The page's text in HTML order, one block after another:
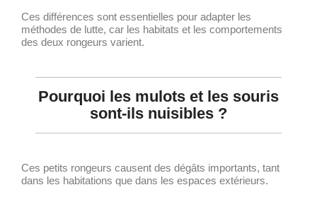
Ces différences sont essentielles pour adapter les
méthodes de lutte, car les habitats et les comportements
des deux rongeurs varient.
Pourquoi les mulots et les souris
sont-ils nuisibles ?
Ces petits rongeurs causent des dégâts importants, tant
dans les habitations que dans les espaces extérieurs.